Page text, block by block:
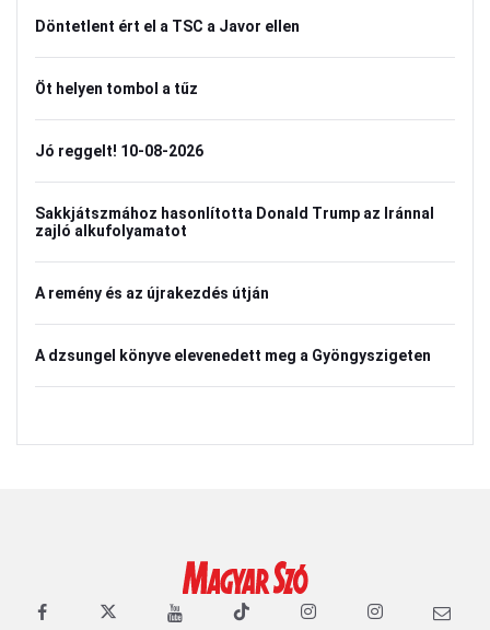
Döntetlent ért el a TSC a Javor ellen
Öt helyen tombol a tűz
Jó reggelt! 10-08-2026
Sakkjátszmához hasonlította Donald Trump az Iránnal
zajló alkufolyamatot
A remény és az újrakezdés útján
A dzsungel könyve elevenedett meg a Gyöngyszigeten